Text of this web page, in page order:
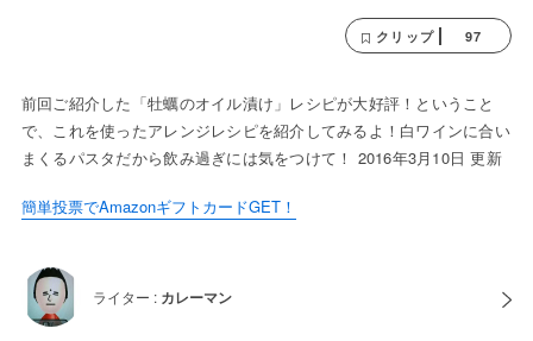
クリップ 97
前回ご紹介した「牡蠣のオイル漬け」レシピが大好評！ということ
で、これを使ったアレンジレシピを紹介してみるよ！白ワインに合い
まくるパスタだから飲み過ぎには気をつけて！ 2016年3月10日 更新
簡単投票でAmazonギフトカードGET！
ライター : カレーマン